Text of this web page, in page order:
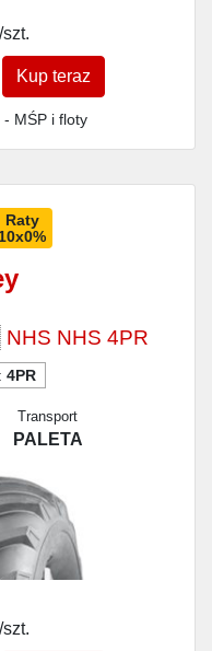
/szt.
Kup teraz
- MŚP i floty
Raty
10x0%
NHS NHS 4PR
4PR
Transport
PALETA
/szt.